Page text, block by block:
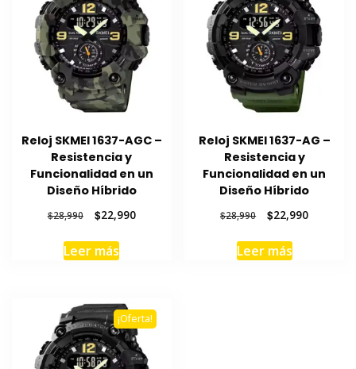
Reloj SKMEI 1637-AGC –
Resistencia y
Funcionalidad en un
Diseño Híbrido
$28,990
original
era:
$22,990El
Leer más
Reloj SKMEI 1637-AG –
Resistencia y
Funcionalidad en un
Diseño Híbrido
$28,990
El
original
era:
$22,990El
Leer más
¡Oferta!